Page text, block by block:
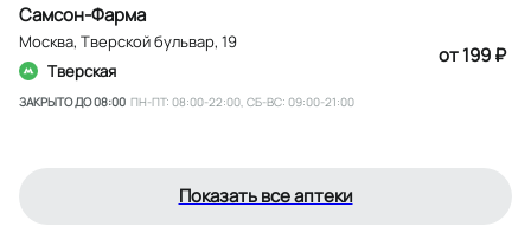
Самсон-Фарма
Москва, Тверской бульвар, 19
Тверская
ЗАКРЫТО ДО 08:00 ПН-ПТ: 08:00-22:00, СБ-ВС: 09:00-21:00
от 199 ₽
Показать все аптеки